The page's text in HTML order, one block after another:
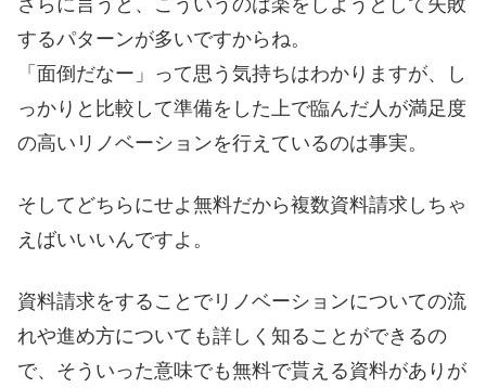
するパターンが多いですからね。
「面倒だなー」って思う気持ちはわかりますが、し
っかりと比較して準備をした上で臨んだ人が満足度
の高いリノベーションを行えているのは事実。
そしてどちらにせよ無料だから複数資料請求しちゃ
えばいいいんですよ。
資料請求をすることでリノベーションについての流
れや進め方についても詳しく知ることができるの
で、そういった意味でも無料で貰える資料がありが